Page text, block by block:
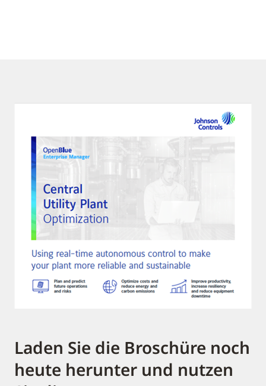
Laden Sie die Broschüre noch
heute herunter und nutzen